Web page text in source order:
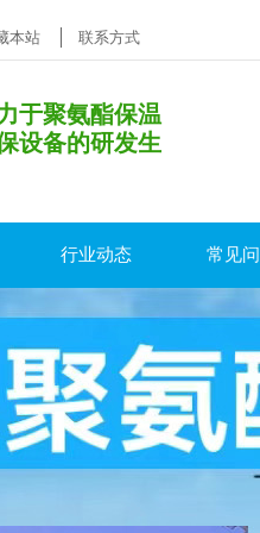
本站 联系方式
于聚氨酯保温
设备的研发生
行业动态 常见